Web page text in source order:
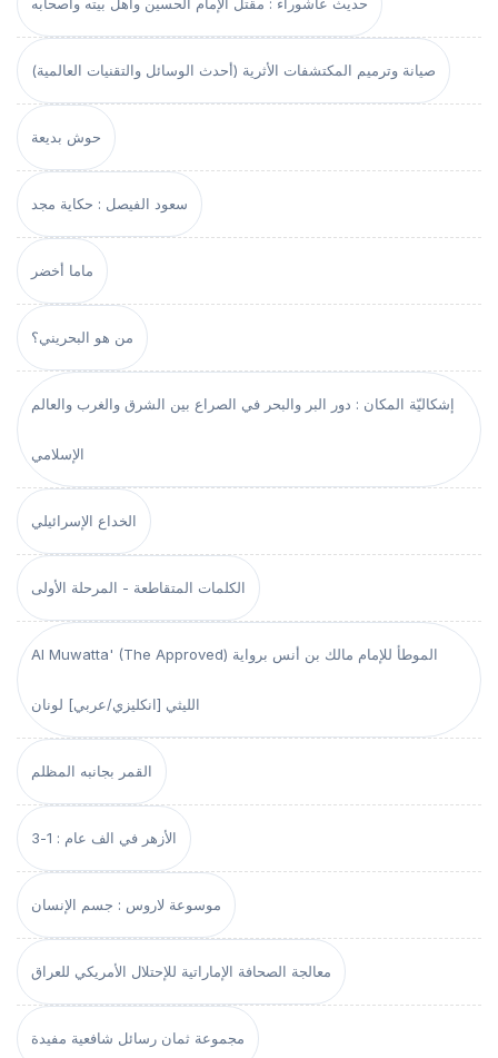
صيانة وترميم المكتشفات الأثرية (أحدث الوسائل والتقنيات العالمية)
حوش بديعة
سعود الفيصل : حكاية مجد
ماما أخضر
من هو البحريني؟
إشكاليّة المكان : دور البر والبحر في الصراع بين الشرق والغرب والعالم
الإسلامي
الخداع الإسرائيلي
الكلمات المتقاطعة - المرحلة الأولى
Al Muwatta' (The Approved) الموطأ للإمام مالك بن أنس برواية
الليثي [انكليزي/عربي] لونان
القمر بجانبه المظلم
الأزهر في الف عام : 1-3
موسوعة لاروس : جسم الإنسان
معالجة الصحافة الإماراتية للإحتلال الأمريكي للعراق
مجموعة ثمان رسائل شافعية مفيدة